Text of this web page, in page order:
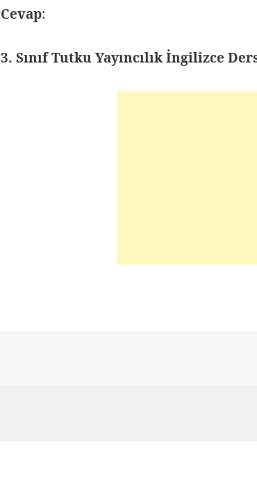
Cevap:
3. Sınıf Tutku Yayıncılık İngilizce